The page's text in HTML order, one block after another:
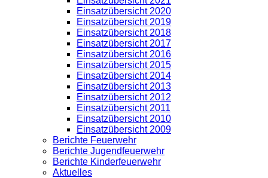
Einsatzübersicht 2020
Einsatzübersicht 2019
Einsatzübersicht 2018
Einsatzübersicht 2017
Einsatzübersicht 2016
Einsatzübersicht 2015
Einsatzübersicht 2014
Einsatzübersicht 2013
Einsatzübersicht 2012
Einsatzübersicht 2011
Einsatzübersicht 2010
Einsatzübersicht 2009
Berichte Feuerwehr
Berichte Jugendfeuerwehr
Berichte Kinderfeuerwehr
Aktuelles